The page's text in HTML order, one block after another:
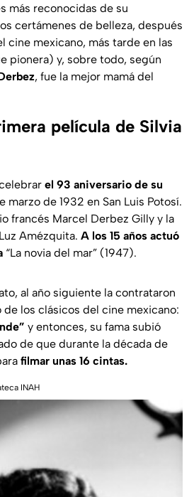
más reconocidas de su
certámenes de belleza, después
cine mexicano, más tarde en las
pionera) y, sobre todo, según
, fue la mejor mamá del
película de Silvia
el 93 aniversario de su
marzo de 1932 en San Luis Potosí.
francés Marcel Derbez Gilly y la
Amézquita. A los 15 años actuó
“La novia del mar” (1947).
al año siguiente la contrataron
los clásicos del cine mexicano:
y entonces, su fama subió
de que durante la década de
filmar unas 16 cintas.
INAH